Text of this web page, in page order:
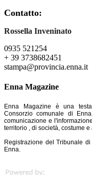
Contatto:
Rossella Inveninato
0935 521254
+ 39 3738682451
stampa@provincia.enna.it
Enna Magazine
Enna Magazine è una
Consorzio comunale di
comunicazione e
territorio , di società, costume e
Registrazione del Tribunale
Enna.